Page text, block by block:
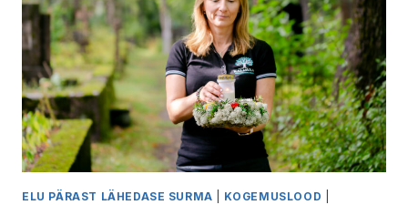
ELU PÄRAST LÄHEDASE SURMA KOGEMUSLOOD